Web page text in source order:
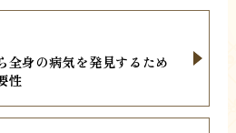
全身の病気を発見するため
性